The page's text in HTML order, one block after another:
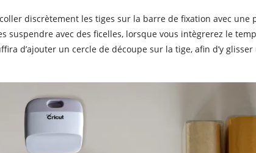
discrètement les tiges sur la barre de fixation avec une
suspendre avec des ficelles, lorsque vous intègrerez le
d’ajouter un cercle de découpe sur la tige, afin d’y